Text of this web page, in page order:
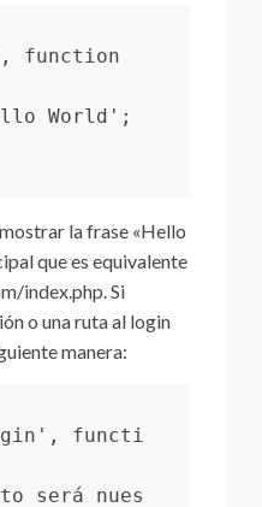
function
la frase «Hello
que es equivalente
index.php. Si
o una ruta al login
manera:
functi